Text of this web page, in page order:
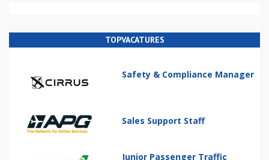
TOPVACATURES
Safety & Compliance Manager
Sales Support Staff
Junior Passenger Traffic